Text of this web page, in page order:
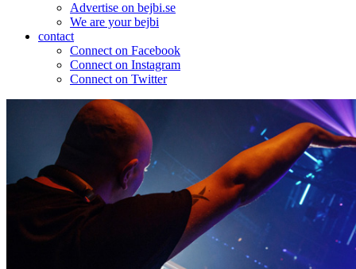
Advertise on bejbi.se
We are your bejbi
contact
Connect on Facebook
Connect on Instagram
Connect on Twitter